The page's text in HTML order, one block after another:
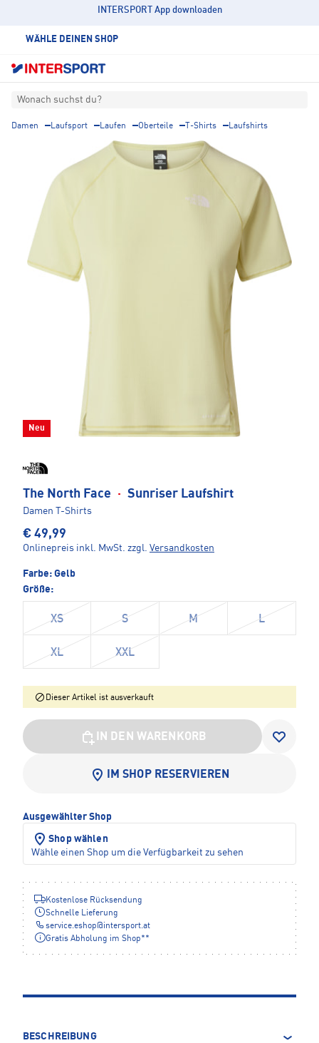
INTERSPORT App downloaden
WÄHLE DEINEN SHOP
Wonach suchst du?
Damen Laufsport Laufen Oberteile T-Shirts Laufshirts
Neu
The North Face · Sunriser Laufshirt
Damen T-Shirts
€ 49,99
Onlinepreis inkl. MwSt. zzgl. Versandkosten
Farbe: Gelb
Größe:
XS S M L
XL XXL
Dieser Artikel ist ausverkauft
IN DEN WARENKORB
IM SHOP RESERVIEREN
Ausgewählter Shop
Shop wählen
Wähle einen Shop um die Verfügbarkeit zu sehen
Kostenlose Rücksendung
Schnelle Lieferung
service.eshop@intersport.at
Gratis Abholung im Shop**
BESCHREIBUNG